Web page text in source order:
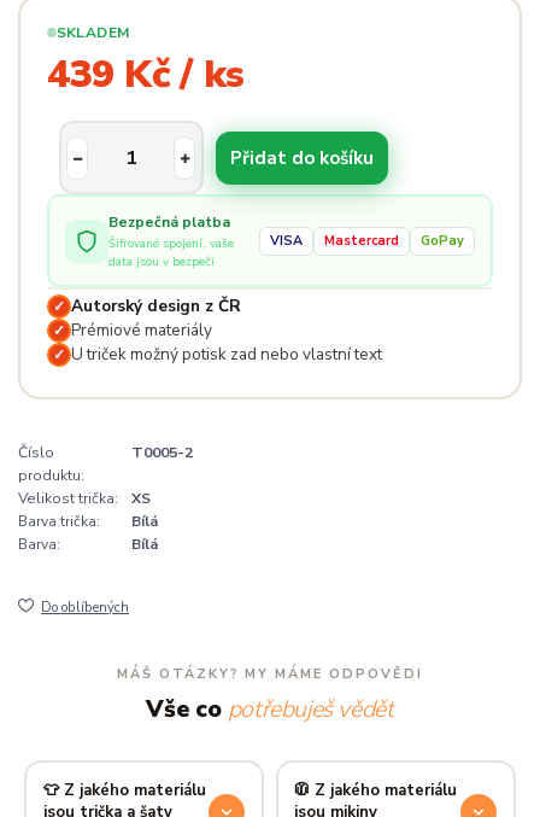
SKLADEM
439 Kč / ks
Přidat do košíku
Bezpečná platba
Šifrované spojení, vaše
data jsou v bezpečí
VISA Mastercard GoPay
✓ Autorský design z ČR
✓ Prémiové materiály
✓ U triček možný potisk zad nebo vlastní text
Číslo
produktu:
T0005-2
Velikost trička:
XS
Barva trička:
Bílá
Barva:
Bílá
Do oblíbených
MÁŠ OTÁZKY? MY MÁME ODPOVĚDI
Vše co potřebuješ vědět
👕 Z jakého materiálu
jsou trička a šaty
🧥 Z jakého materiálu
jsou mikiny